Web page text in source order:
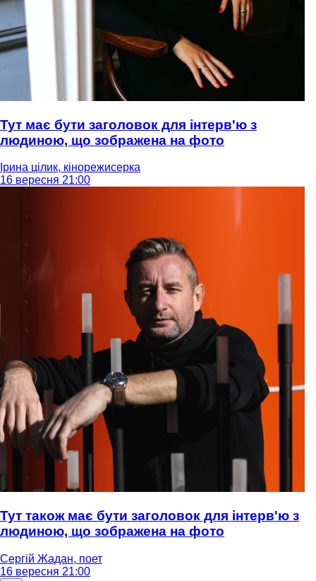
Тут має бути заголовок для інтерв'ю з
людиною, що зображена на фото
Ірина цілик, кінорежисерка
16 вересня 21:00
Тут також має бути заголовок для інтерв'ю з
людиною, що зображена на фото
Сергій Жадан, поет
16 вересня 21:00